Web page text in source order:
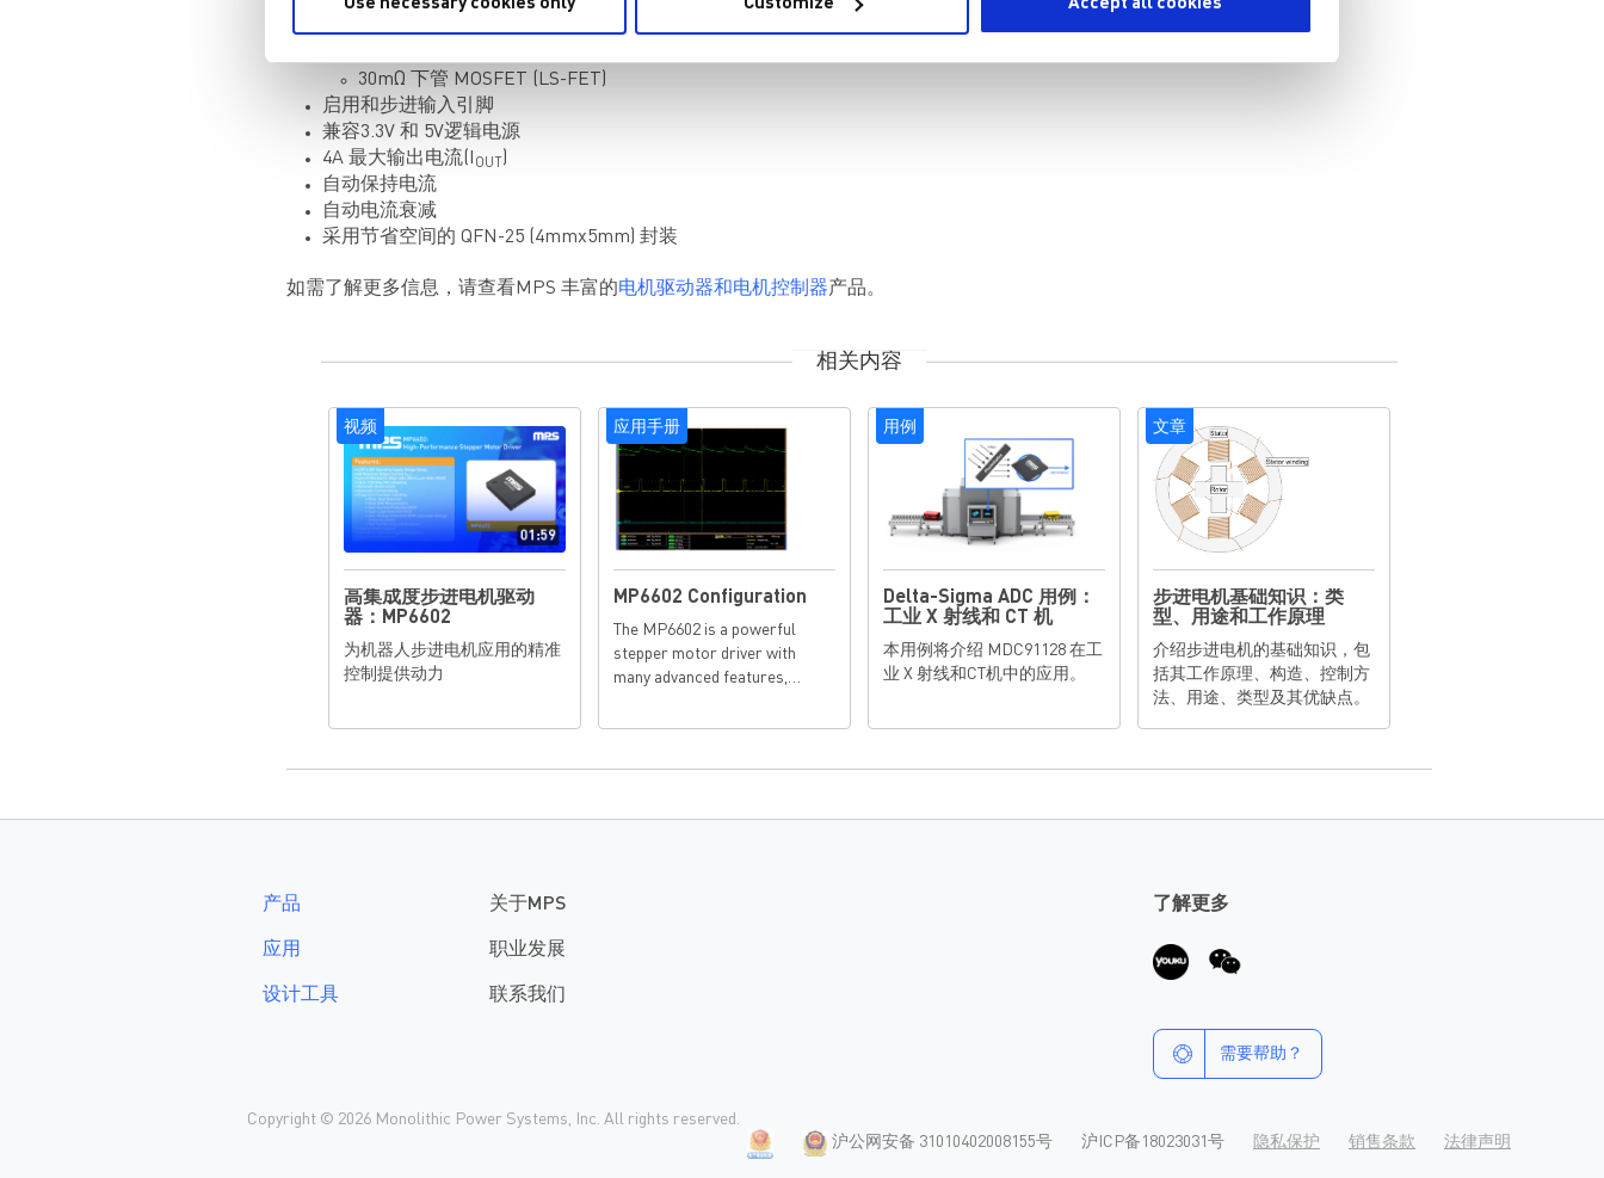
Use necessary cookies only Customize Accept all cookies
DS(ON)
30mΩ 下管 MOSFET (LS-FET)
启用和步进输入引脚
兼容3.3V 和 5V逻辑电源
4A 最大输出电流(I OUT )
自动保持电流
自动电流衰减
采用节省空间的 QFN-25 (4mmx5mm) 封装
如需了解更多信息，请查看MPS 丰富的电机驱动器和电机控制器产品。
相关内容
视频
高集成度步进电机驱动
器：MP6602
为机器人步进电机应用的精准
控制提供动力
应用手册
MP6602 Configuration
The MP6602 is a powerful
stepper motor driver with
many advanced features,
rotor stall.
用例
Delta-Sigma ADC 用例：
工业 X 射线和 CT 机
本用例将介绍 MDC91128 在工
业 X 射线和CT机中的应用。
文章
步进电机基础知识：类
型、用途和工作原理
介绍步进电机的基础知识，包
括其工作原理、构造、控制方
法、用途、类型及其优缺点。
产品
应用
设计工具
关于MPS
职业发展
联系我们
了解更多
需要帮助？
Copyright © 2026 Monolithic Power Systems, Inc. All rights reserved.
沪公网安备 31010402008155号
沪ICP备18023031号 隐私保护 销售条款 法律声明